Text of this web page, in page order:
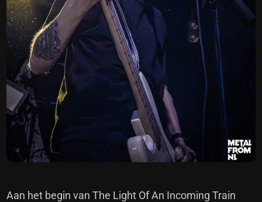
Aan het begin van The Light Of An Incoming Train